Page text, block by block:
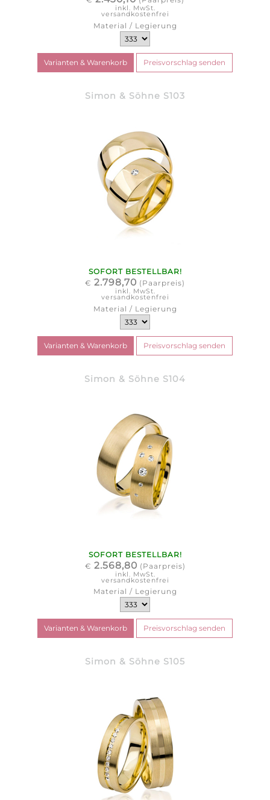
inkl. MwSt.
versandkostenfrei
Material / Legierung
Simon & Söhne S103
SOFORT BESTELLBAR!
€ 2.798,70 (Paarpreis)
inkl. MwSt.
versandkostenfrei
Material / Legierung
Simon & Söhne S104
SOFORT BESTELLBAR!
€ 2.568,80 (Paarpreis)
inkl. MwSt.
versandkostenfrei
Material / Legierung
Simon & Söhne S105